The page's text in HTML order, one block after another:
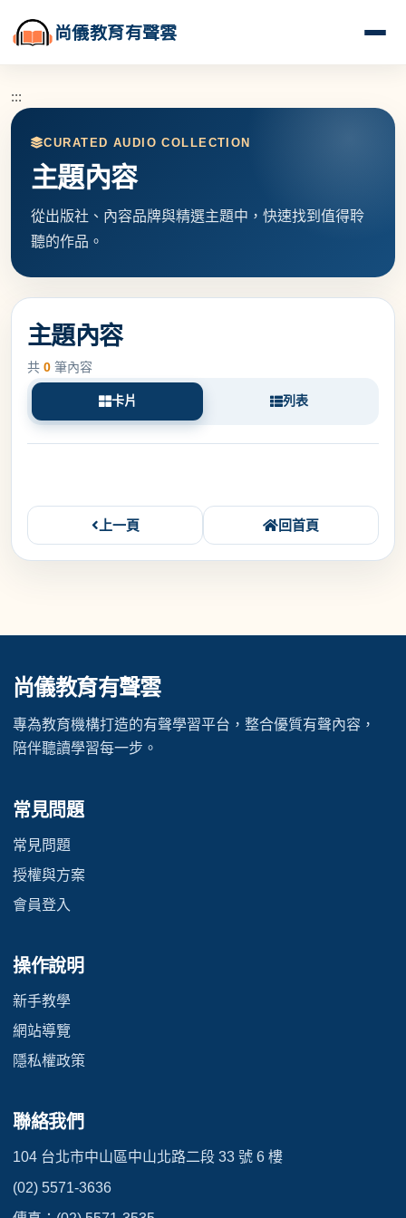
尚儀教育有聲雲
:::
CURATED AUDIO COLLECTION
主題內容
從出版社、內容品牌與精選主題中，快速找到值得聆
聽的作品。
主題內容
共 0 筆內容
卡片 列表
上一頁 回首頁
尚儀教育有聲雲
專為教育機構打造的有聲學習平台，整合優質有聲內容，
陪伴聽讀學習每一步。
常見問題
常見問題
授權與方案
會員登入
操作說明
新手教學
網站導覽
隱私權政策
聯絡我們
104 台北市中山區中山北路二段 33 號 6 樓
(02) 5571-3636